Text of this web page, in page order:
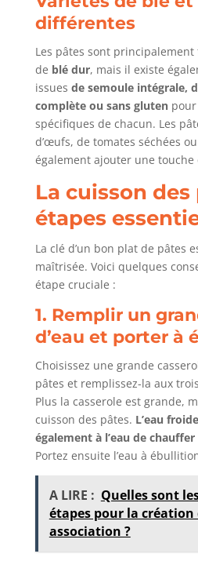
différentes
Les pâtes sont
de blé dur, mais il existe
issues de semoule intégrale,
complète ou sans glutenpour
spécifiques de chacun. Les
d’œufs, de tomates séchées
également ajouter une
La cuisson des
étapes
La clé d’un bon plat de pâtes
maîtrisée. Voici quelques
étape cruciale :
1. Remplir un
d’eau et porter à
Choisissez une grande
pâtes et remplissez-la aux
Plus la casserole est grande,
cuisson des pâtes. L’eau
également à l’eau de
Portez ensuite l’eau à
A LIRE : Quelles sont
étapes pour la création
association ?